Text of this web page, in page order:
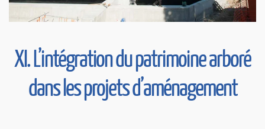
XI. L’intégration du patrimoine arboré
dans les projets d’aménagement